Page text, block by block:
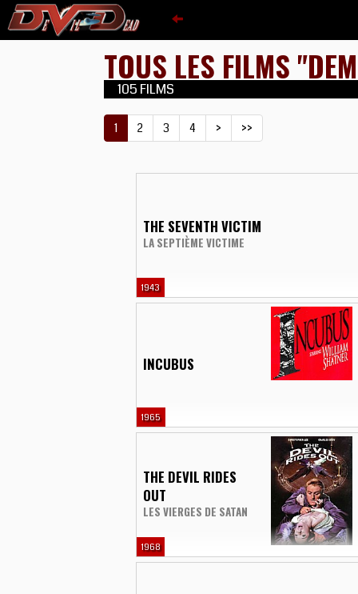
TOUS LES FILMS
105 FILMS
1 2 3 4 > >>
THE SEVENTH VICTIM
LA SEPTIÈME VICTIME
1943
INCUBUS
1965
THE DEVIL RIDES
OUT
LES VIERGES DE SATAN
1968